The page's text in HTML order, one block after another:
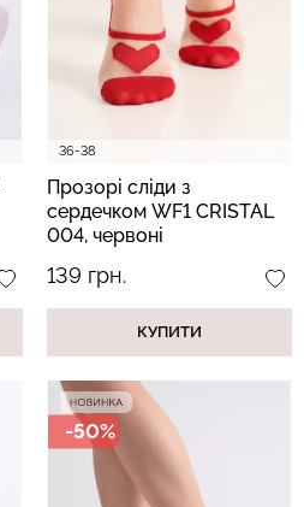
36-38
Прозорі сліди з
сердечком WF1 CRISTAL
004, червоні
139 грн.
КУПИТИ
-50%